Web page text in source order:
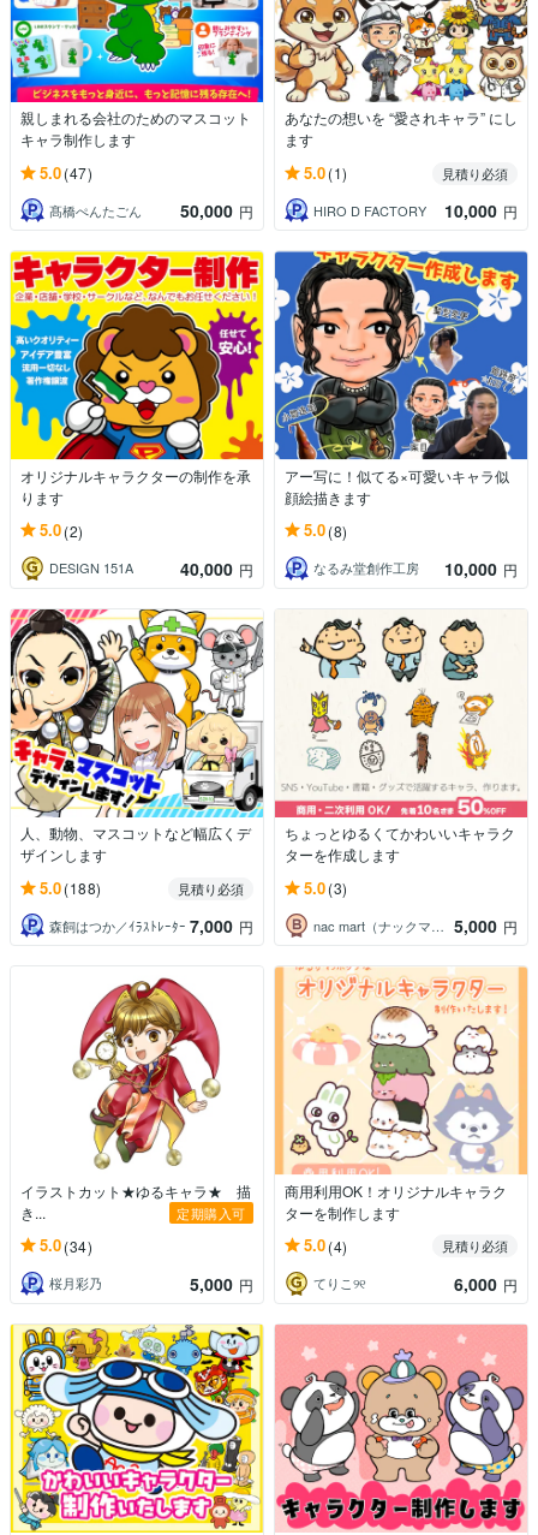
親しまれる会社のためのマスコット
キャラ制作します
5.0(47)
髙橋ぺんたごん 50,000 円
あなたの想いを “愛されキャラ” にし
ます
5.0(1)
見積り必須
HIRO D FACTORY
10,000 円
オリジナルキャラクターの制作を承
ります
5.0(2)
DESIGN 151A 40,000 円
アー写に！似てる×可愛いキャラ似
顔絵描きます
5.0(8)
なるみ堂創作工房 10,000 円
人、動物、マスコットなど幅広くデ
ザインします
5.0(188)
見積り必須
森飼はつか／ｲﾗｽﾄﾚｰﾀｰ 7,000 円
ちょっとゆるくてかわいいキャラク
ターを作成します
5.0(3)
nac mart（ナックマート） 5,000 円
イラストカット★ゆるキャラ★ 描
き...
定期購入可
5.0(34)
桜月彩乃 5,000 円
商用利用OK！オリジナルキャラク
ターを制作します
5.0(4)
見積り必須
てりこ୨୧
6,000 円